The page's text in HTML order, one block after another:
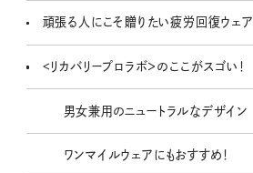
頑張る人にこそ贈りたい疲労回復ウェア
<リカバリープロラボ＞のここがスゴい！
男女兼用のニュートラルなデザイン
ワンマイルウェアにもおすすめ！